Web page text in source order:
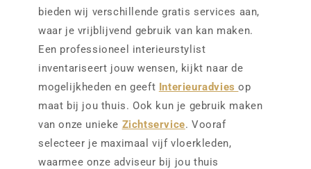
bieden wij verschillende gratis services aan,
waar je vrijblijvend gebruik van kan maken.
Een professioneel interieurstylist
inventariseert jouw wensen, kijkt naar de
mogelijkheden en geeft Interieuradviesop
maat bij jou thuis. Ook kun je gebruik maken
van onze unieke Zichtservice. Vooraf
selecteer je maximaal vijf vloerkleden,
waarmee onze adviseur bij jou thuis